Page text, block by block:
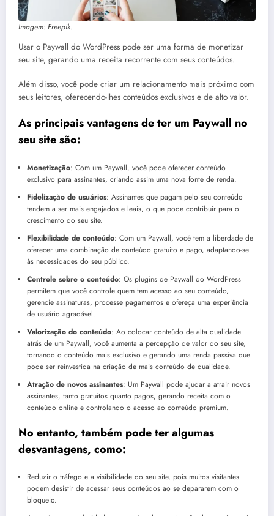
Imagem: Freepik.
Usar o Paywall do WordPress pode ser uma forma de monetizar
seu site, gerando uma receita recorrente com seus conteúdos.
Além disso, você pode criar um relacionamento mais próximo com
seus leitores, oferecendo-lhes conteúdos exclusivos e de alto valor.
As principais vantagens de ter um Paywall no
seu site são:
Monetização: Com um Paywall, você pode oferecer conteúdo
exclusivo para assinantes, criando assim uma nova fonte de renda.
Fidelização de usuários: Assinantes que pagam pelo seu conteúdo
tendem a ser mais engajados e leais, o que pode contribuir para o
crescimento do seu site.
Flexibilidade de conteúdo: Com um Paywall, você tem a liberdade de
oferecer uma combinação de conteúdo gratuito e pago, adaptando-se
às necessidades do seu público.
Controle sobre o conteúdo: Os plugins de Paywall do WordPress
permitem que você controle quem tem acesso ao seu conteúdo,
gerencie assinaturas, processe pagamentos e ofereça uma experiência
de usuário agradável.
Valorização do conteúdo: Ao colocar conteúdo de alta qualidade
atrás de um Paywall, você aumenta a percepção de valor do seu site,
tornando o conteúdo mais exclusivo e gerando uma renda passiva que
pode ser reinvestida na criação de mais conteúdo de qualidade.
Atração de novos assinantes: Um Paywall pode ajudar a atrair novos
assinantes, tanto gratuitos quanto pagos, gerando receita com o
conteúdo online e controlando o acesso ao conteúdo premium.
No entanto, também pode ter algumas
desvantagens, como:
Reduzir o tráfego e a visibilidade do seu site, pois muitos visitantes
podem desistir de acessar seus conteúdos ao se depararem com o
bloqueio.